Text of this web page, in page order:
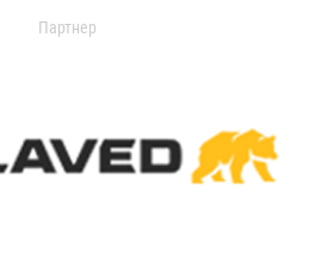
Партнер